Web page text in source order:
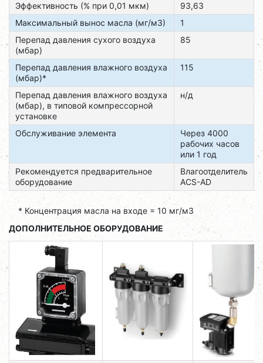
Эффективность (% при 0,01 мкм)
93,63
Максимальный вынос масла (мг/м3)
1
Перепад давления сухого воздуха
(мбар)
85
Перепад давления влажного воздуха
(мбар)*
115
Перепад давления влажного воздуха
(мбар), в типовой компрессорной
установке
н/д
Обслуживание элемента
Через 4000
рабочих часов
или 1 год
Рекомендуется предварительное
оборудование
Влагоотделитель
ACS-AD
* Концентрация масла на входе = 10 мг/м3
ДОПОЛНИТЕЛЬНОЕ ОБОРУДОВАНИЕ